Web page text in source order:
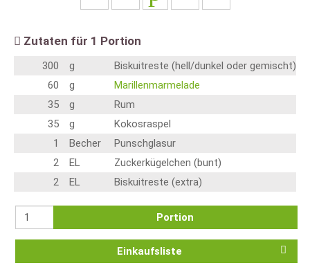
Zutaten für 1 Portion
300 g
Biskuitreste (hell/dunkel oder gemischt)
60
g
Marillenmarmelade
35
g
Rum
35
g
Kokosraspel
1
Becher
Punschglasur
2
EL
Zuckerkügelchen (bunt)
2
EL Biskuitreste (extra)
Portion
Einkaufsliste